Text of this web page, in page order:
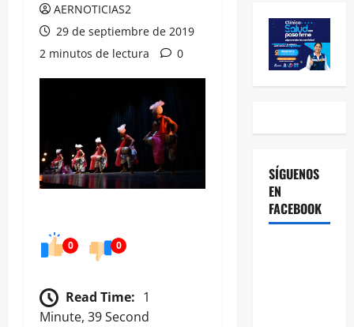
AERNOTICIAS2
29 de septiembre de 2019
2 minutos de lectura
0
0 0
Read Time: 1
Minute, 39 Second
SÍGUENOS
EN
FACEBOOK